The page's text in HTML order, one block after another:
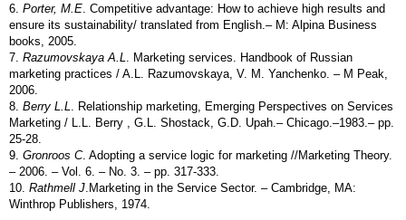
6. Porter, M.E . Competitive advantage: How to achieve high results and
ensure its sustainability/ translated from English.– M: Alpina Business
books, 2005.
7. Razumovskaya A.L
. Marketing services. Handbook of Russian
marketing practices / A.L. Razumovskaya, V. M. Yanchenko. – M Peak,
2006.
8. Berry L.L
. Relationship marketing, Emerging Perspectives on Services
Marketing / L.L. Berry , G.L. Shostack, G.D. Upah.– Chicago.–1983.– pp.
25-28.
9. Gronroos C. Adopting a service logic for marketing //Marketing Theory.
– 2006. – Vol. 6. – No. 3. – pp. 317-333.
10. Rathmell J .Marketing in the Service Sector. – Cambridge, MA:
Winthrop Publishers, 1974.